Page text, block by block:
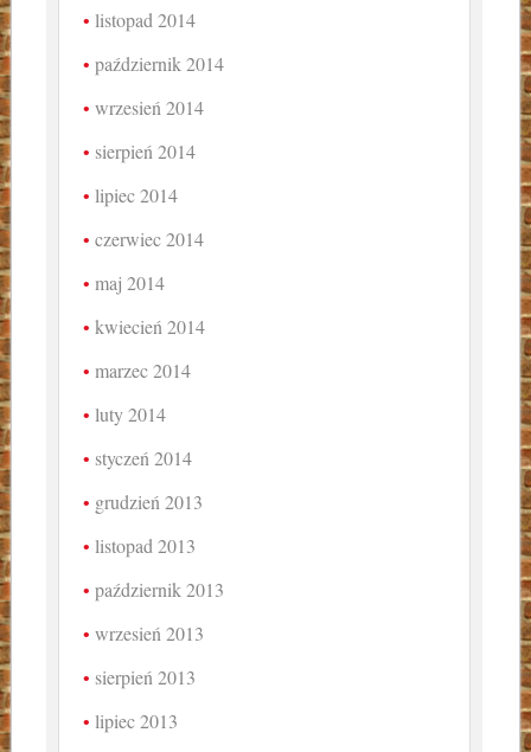
listopad 2014
październik 2014
wrzesień 2014
sierpień 2014
lipiec 2014
czerwiec 2014
maj 2014
kwiecień 2014
marzec 2014
luty 2014
styczeń 2014
grudzień 2013
listopad 2013
październik 2013
wrzesień 2013
sierpień 2013
lipiec 2013